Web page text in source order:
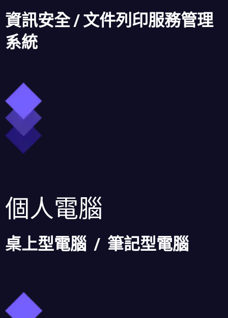
資訊安全 / 文件列印服務管理
系統
個人電腦
桌上型電腦 / 筆記型電腦